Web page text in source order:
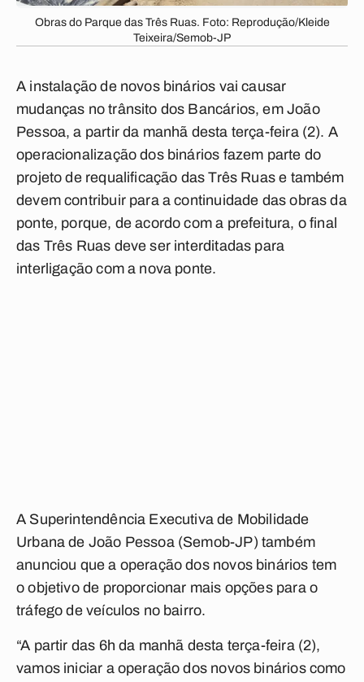
Obras do Parque das Três Ruas. Foto: Reprodução/Kleide
Teixeira/Semob-JP
A instalação de novos binários vai causar
mudanças no trânsito dos Bancários, em João
Pessoa, a partir da manhã desta terça-feira (2). A
operacionalização dos binários fazem parte do
projeto de requalificação das Três Ruas e também
devem contribuir para a continuidade das obras da
ponte, porque, de acordo com a prefeitura, o final
das Três Ruas deve ser interditadas para
interligação com a nova ponte.
A Superintendência Executiva de Mobilidade
Urbana de João Pessoa (Semob-JP) também
anunciou que a operação dos novos binários tem
o objetivo de proporcionar mais opções para o
tráfego de veículos no bairro.
“A partir das 6h da manhã desta terça-feira (2),
vamos iniciar a operação dos novos binários como